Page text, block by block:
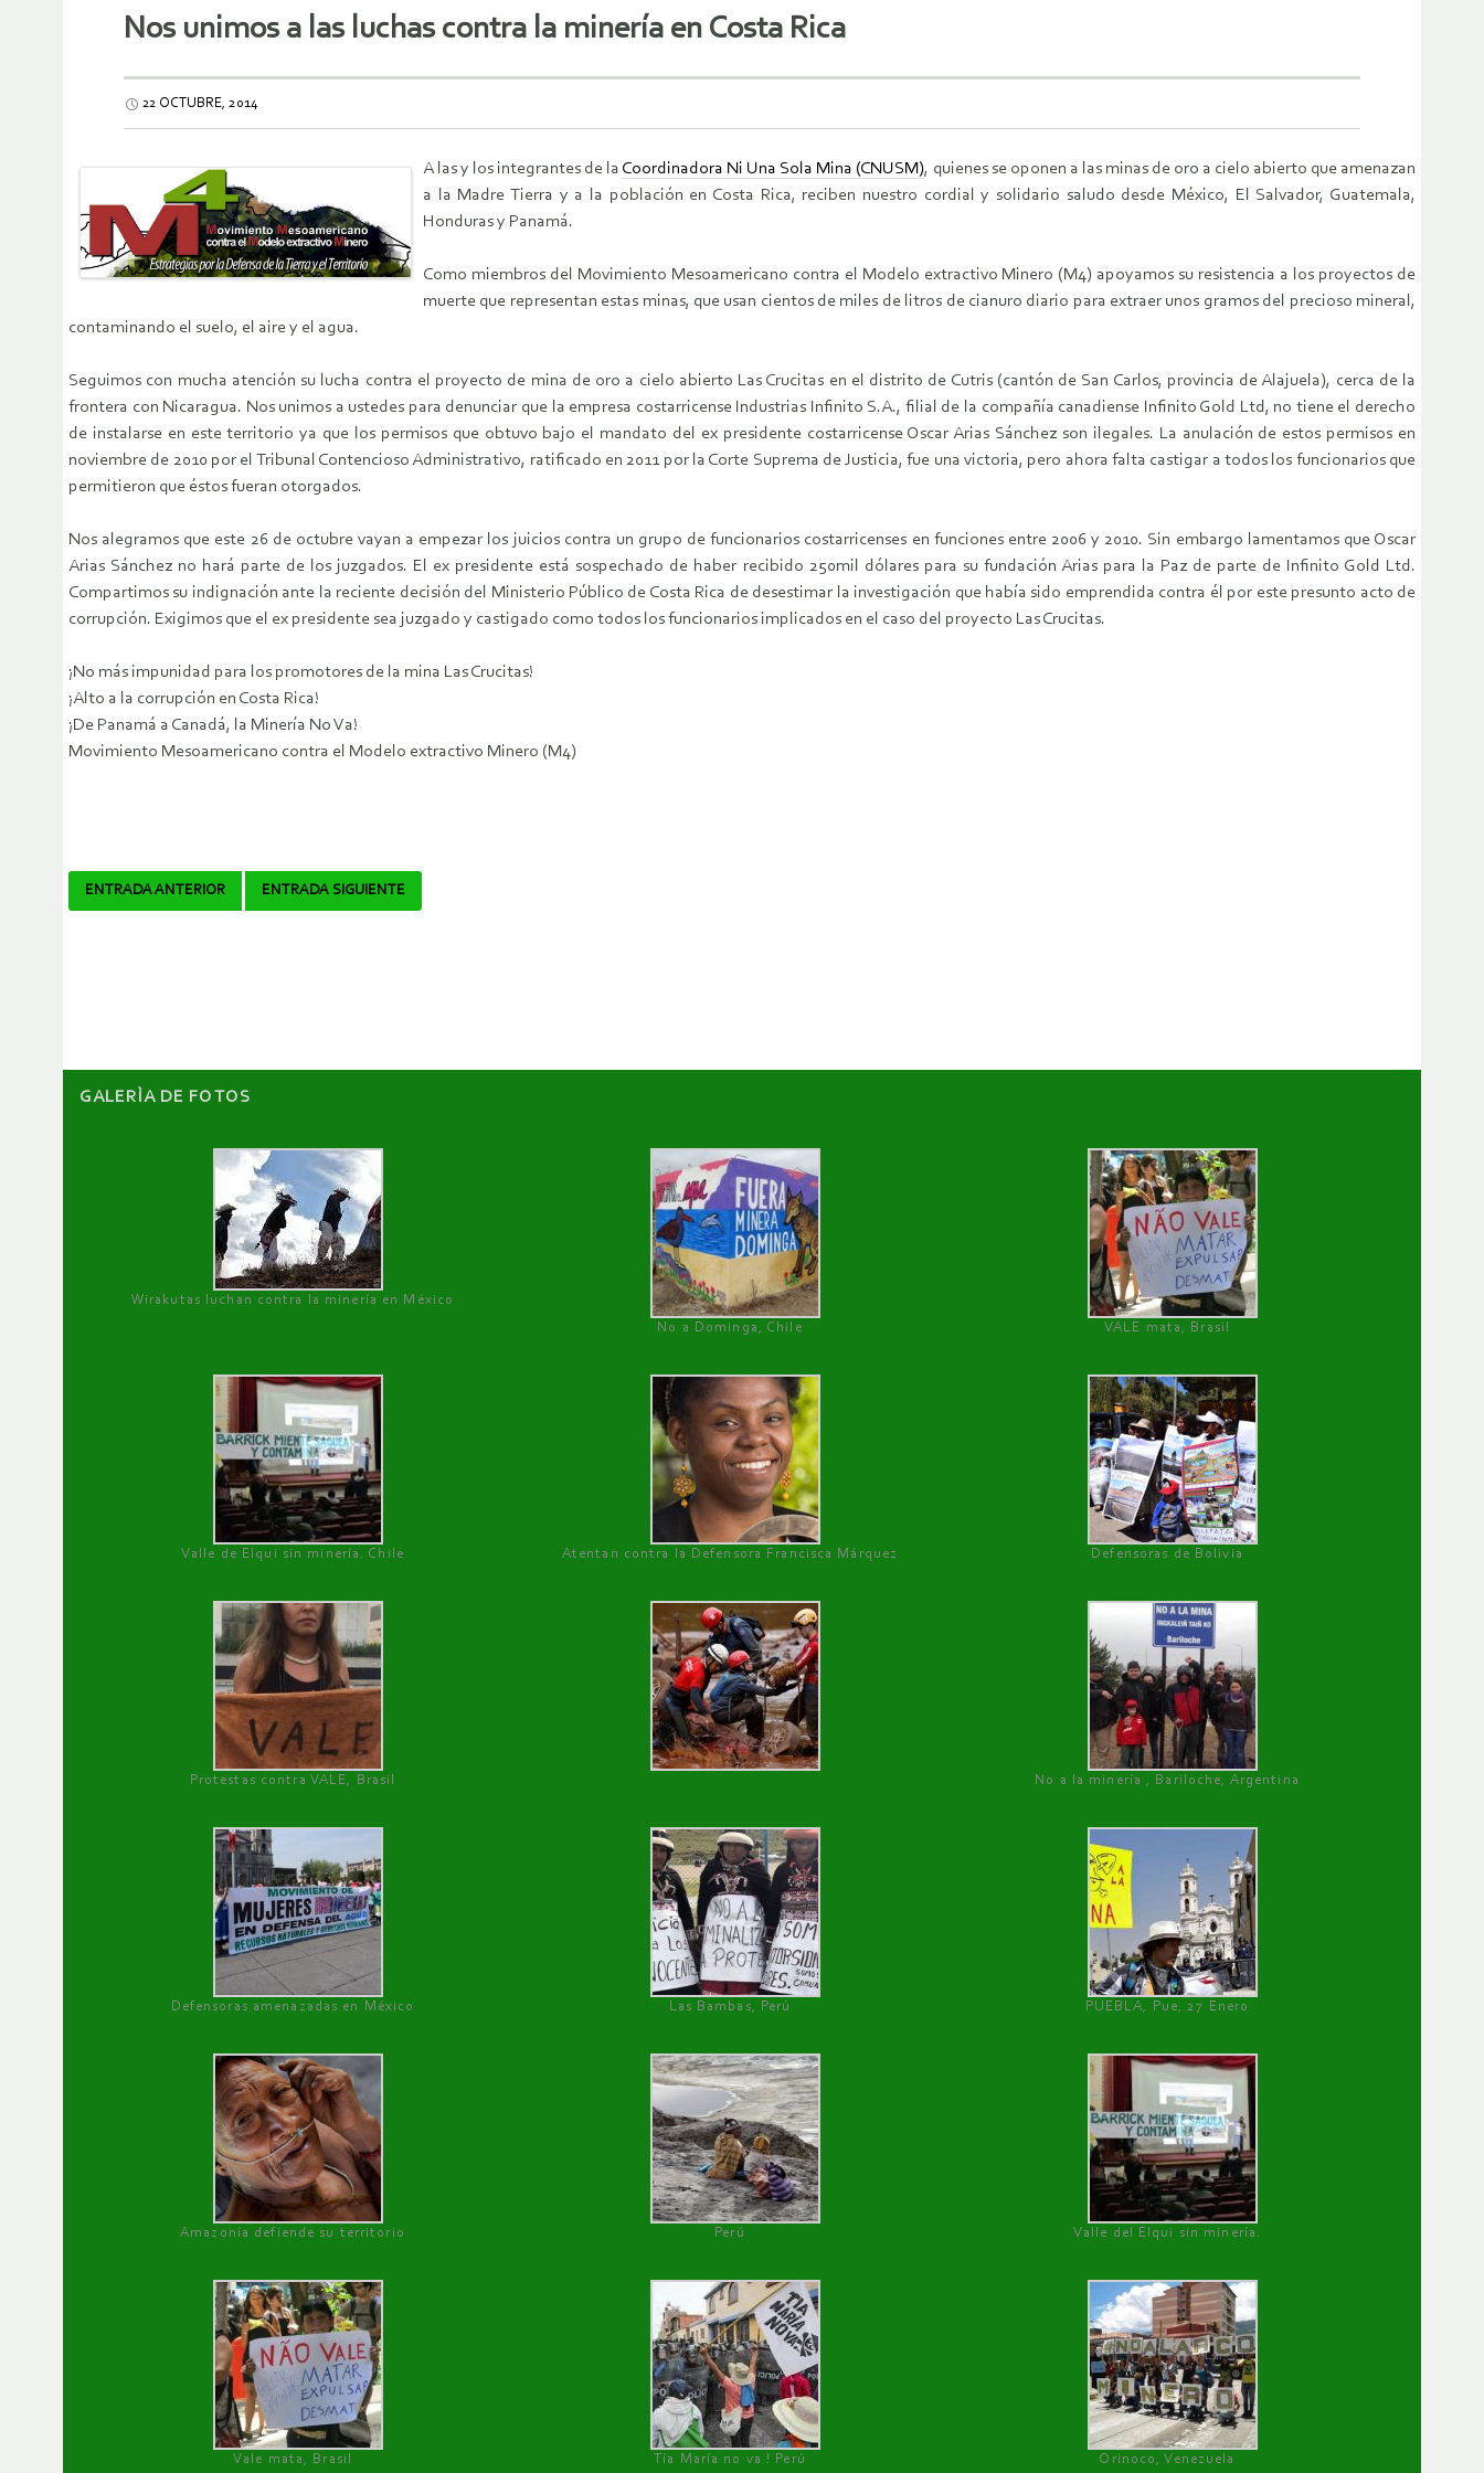
Nos unimos a las luchas contra la minería en Costa Rica
22 OCTUBRE, 2014
A las y los integrantes de la Coordinadora Ni Una Sola Mina (CNUSM), quienes se oponen a las minas de oro a cielo abierto que amenazan
a la Madre Tierra y a la población en Costa Rica, reciben nuestro cordial y solidario saludo desde México, El Salvador, Guatemala,
Honduras y Panamá.
Como miembros del Movimiento Mesoamericano contra el Modelo extractivo Minero (M4) apoyamos su resistencia a los proyectos de
muerte que representan estas minas, que usan cientos de miles de litros de cianuro diario para extraer unos gramos del precioso mineral,
contaminando el suelo, el aire y el agua.
Seguimos con mucha atención su lucha contra el proyecto de mina de oro a cielo abierto Las Crucitas en el distrito de Cutris (cantón de San Carlos, provincia de Alajuela), cerca de la
frontera con Nicaragua. Nos unimos a ustedes para denunciar que la empresa costarricense Industrias Infinito S.A., filial de la compañía canadiense Infinito Gold Ltd, no tiene el derecho
de instalarse en este territorio ya que los permisos que obtuvo bajo el mandato del ex presidente costarricense Oscar Arias Sánchez son ilegales. La anulación de estos permisos en
noviembre de 2010 por el Tribunal Contencioso Administrativo, ratificado en 2011 por la Corte Suprema de Justicia, fue una victoria, pero ahora falta castigar a todos los funcionarios que
permitieron que éstos fueran otorgados.
Nos alegramos que este 26 de octubre vayan a empezar los juicios contra un grupo de funcionarios costarricenses en funciones entre 2006 y 2010. Sin embargo lamentamos que Oscar
Arias Sánchez no hará parte de los juzgados. El ex presidente está sospechado de haber recibido 250mil dólares para su fundación Arias para la Paz de parte de Infinito Gold Ltd.
Compartimos su indignación ante la reciente decisión del Ministerio Público de Costa Rica de desestimar la investigación que había sido emprendida contra él por este presunto acto de
corrupción. Exigimos que el ex presidente sea juzgado y castigado como todos los funcionarios implicados en el caso del proyecto Las Crucitas.
¡No más impunidad para los promotores de la mina Las Crucitas!
¡Alto a la corrupción en Costa Rica!
¡De Panamá a Canadá, la Minería No Va!
Movimiento Mesoamericano contra el Modelo extractivo Minero (M4)
Navegador
ENTRADA ANTERIOR ENTRADA SIGUIENTE
GALERÌA DE FOTOS
Wirakutas luchan contra la minería en México
No a Dominga, Chile
VALE mata, Brasil
Valle de Elqui sin minería. Chile Atentan contra la Defensora Francisca Márquez Defensoras de Bolivia
Protestas contra VALE, Brasil No a la minería , Bariloche, Argentina
Defensoras amenazadas en México Las Bambas, Perú PUEBLA, Pue, 27 Enero
Amazonía defiende su territorio Perú Valle del Elqui sin minería.
Vale mata, Brasil Tía María no va ! Perú Orinoco, Venezuela